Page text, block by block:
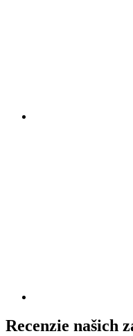
Recenzie našich